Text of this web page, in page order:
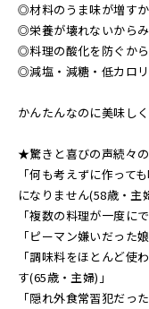
◎材料のうま味が増す
◎栄養が壊れないから
◎料理の酸化を防ぐか
◎減塩・減糖・低カロ
かんたんなのに美味し
★驚きと喜びの声続々
「何も考えずに作って
になりません(58歳・主
「複数の料理が一度に
「ピーマン嫌いだった
「調味料をほとんど使
す(65歳・主婦)」
「隠れ外食常習犯だっ